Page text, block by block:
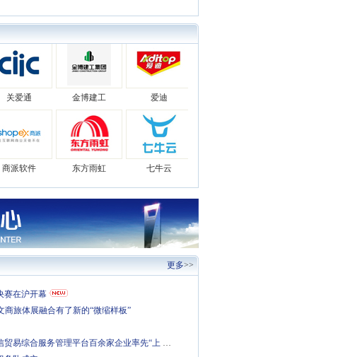
关爱通 金博建工 爱迪
商派软件 东方雨虹 七牛云
宝岛服饰
正章实业 钢银 元祖
关爱通 金博建工 爱迪
更多>>
赛在沪开幕
商旅体展融合有了新的“微缩样板”
易综合服务管理平台百余家企业率先“上 …